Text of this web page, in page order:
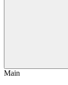
Main